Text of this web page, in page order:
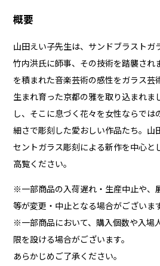
概要
山田えい子先生は、サンドブラストガ
竹内洪氏に師事、その技術を踏襲され
を積まれた音楽芸術の感性をガラス芸
生まれ育った京都の雅を取り込まれま
し、そこに息づく花々を女性ならでは
細さで彫刻した愛おしい作品たち。山
セントガラス彫刻による新作を中心と
高覧ください。
※一部商品の入荷遅れ・生産中止や、
等が変更・中止となる場合がございます
※一部商品において、購入個数や入場
限を設ける場合がございます。
あらかじめご了承ください。